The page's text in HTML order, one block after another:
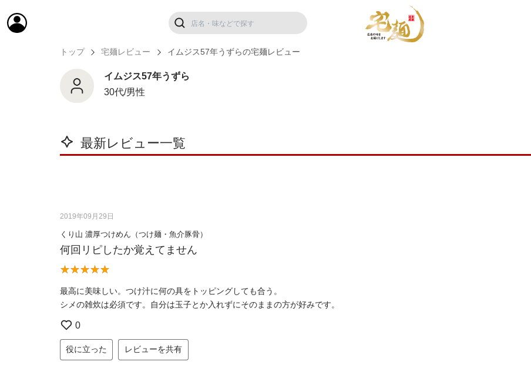
トップ 宅麺レビュー イムジス57年うずらの宅麺レビュー
イムジス57年うずら
30代/男性
最新レビュー一覧
2019年09月29日
くり山 濃厚つけめん（つけ麺・魚介豚骨）
何回リピしたか覚えてません
最高に美味しい。つけ汁に何の具をトッピングしても合う。
シメの雑炊は必須です。自分は玉子とか入れずにそのままの方が好みです。
0
役に立った レビューを共有